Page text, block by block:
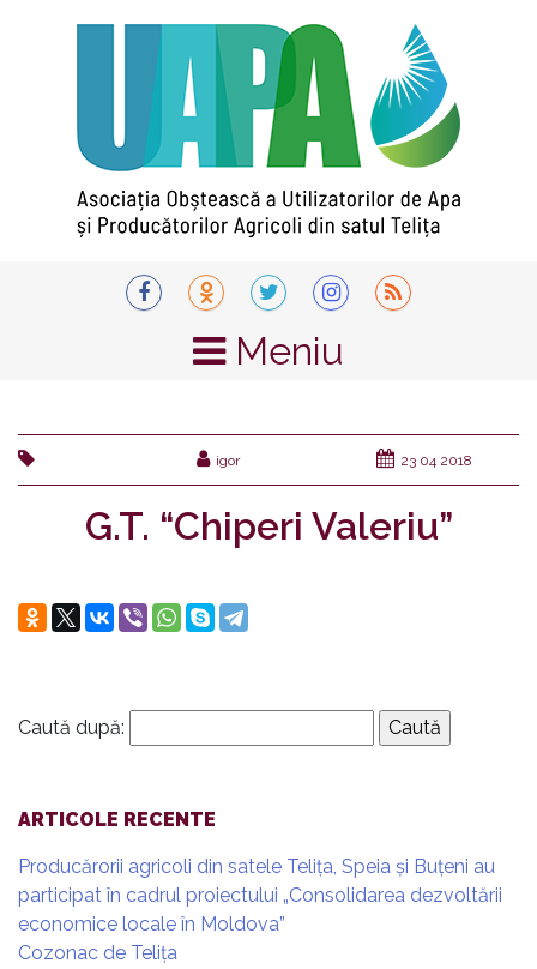
Noi
Descrierea
2018-
2023
Lista
Succesele
asociației
Membri
Meniu
igor 23 04 2018
G.T. “Chiperi Valeriu”
Caută după:
ARTICOLE RECENTE
Producărorii agricoli din satele Telița, Speia și Buțeni au
participat în cadrul proiectului „Consolidarea dezvoltării
economice locale în Moldova”
Cozonac de Telița